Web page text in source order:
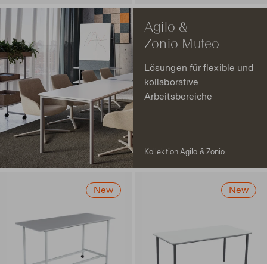
Agilo &
Zonio Muteo
Lösungen für flexible und
kollaborative
Arbeitsbereiche
Kollektion Agilo & Zonio
New New